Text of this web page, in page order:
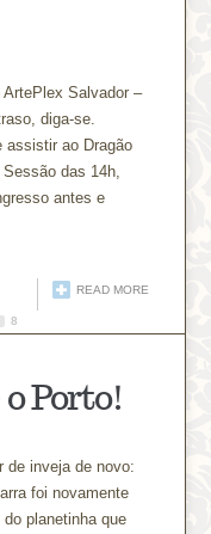
Salvador –
diga-se.
assistir ao Dragão
das 14h,
antes e
READ MORE
8
Porto!
de inveja de novo:
foi novamente
planetinha que